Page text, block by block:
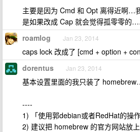
主要是因为 Cmd 和 Opt 离得近啊…
是如果改成 Cap 就会觉得孤零零的
roamlog Jan 23, 2014
caps lock 改成了 [cmd + option +
dorentus Jan 23, 2014
基本设置里面的我只装了
----
1) 「使用郭debian或者RedHat的操
2) 建议把 homebrew 的官方网站放上